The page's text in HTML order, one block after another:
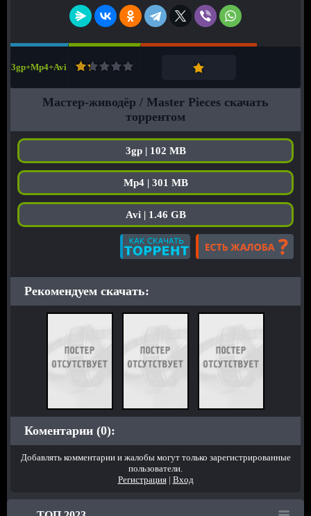
3gp+Mp4+Avi
Мастер-живодёр / Master Pieces скачать
торрентом
3gp | 102 MB
Mp4 | 301 MB
Avi | 1.46 GB
Рекомендуем скачать:
Коментарии (0):
Добавлять комментарии и жалобы могут только зарегистрированные
пользователи.
Регистрация| Вход